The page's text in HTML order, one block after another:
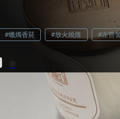
#蠟燭香菸 #放火燒燬 #左營